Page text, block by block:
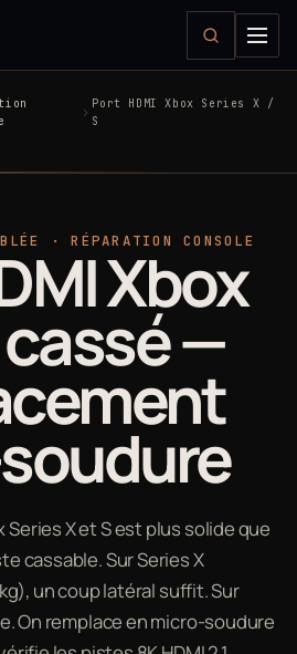
Port HDMI Xbox Series X /
S
· RÉPARATION CONSOLE
Xbox
—
Series X et S est plus solide que
cassable. Sur Series X
un coup latéral suffit. Sur
On remplace en micro-soudure